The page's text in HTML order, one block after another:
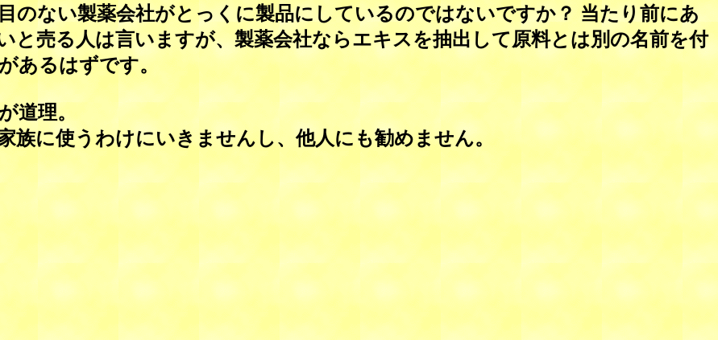
ない製薬会社がとっくに製品にしているのではないですか？ 当たり前にあ
と売る人は言いますが、製薬会社ならエキスを抽出して原料とは別の名前を付
あるはずです。
道理。
に使うわけにいきませんし、他人にも勧めません。